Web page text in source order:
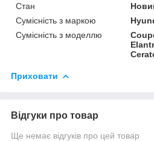
Стан
Сумісність з маркою
Сумісність з моделлю
Приховати
Відгуки про товар
Ще немає відгуків про цей товар